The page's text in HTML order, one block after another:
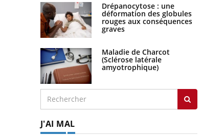
Drépanocytose : une
déformation des globules
rouges aux conséquences
graves
Maladie de Charcot
(Sclérose latérale
amyotrophique)
J'AI MAL